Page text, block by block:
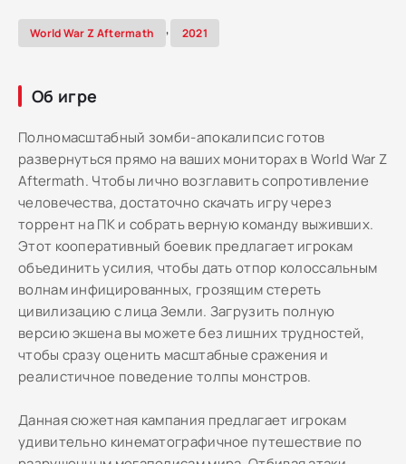
World War Z Aftermath , 2021
Об игре
Полномасштабный зомби-апокалипсис готов
развернуться прямо на ваших мониторах в World War Z
Aftermath. Чтобы лично возглавить сопротивление
человечества, достаточно скачать игру через
торрент на ПК и собрать верную команду выживших.
Этот кооперативный боевик предлагает игрокам
объединить усилия, чтобы дать отпор колоссальным
волнам инфицированных, грозящим стереть
цивилизацию с лица Земли. Загрузить полную
версию экшена вы можете без лишних трудностей,
чтобы сразу оценить масштабные сражения и
реалистичное поведение толпы монстров.
Данная сюжетная кампания предлагает игрокам
удивительно кинематографичное путешествие по